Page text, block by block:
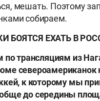
мешать. Поэтому
собираем.
БОЯТСЯ ЕХАТЬ В
по трансляциям из
североамериканок
к которому мы
до середины